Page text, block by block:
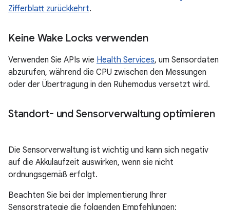
Zifferblatt zurückkehrt.
Keine Wake Locks verwenden
Verwenden Sie APIs wie Health Services, um Sensordaten
abzurufen, während die CPU zwischen den Messungen
oder der Übertragung in den Ruhemodus versetzt wird.
Standort- und Sensorverwaltung optimieren
Die Sensorverwaltung ist wichtig und kann sich negativ
auf die Akkulaufzeit auswirken, wenn sie nicht
ordnungsgemäß erfolgt.
Beachten Sie bei der Implementierung Ihrer
Sensorstrategie die folgenden Empfehlungen: